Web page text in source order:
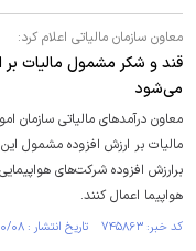
معاون سازمان مالیاتی اعلام کرد:
قند و شکر مشمول مالیات بر
می‌شود
معاون درآمدهای مالیاتی سازمان
برارزش افزوده شرکت‌های
هواپیما اعمال کنند.
کد خبر: ۷۴۵۸۶۳ تاریخ انتشار : ۱۴۰۰/۱۰/۰۸